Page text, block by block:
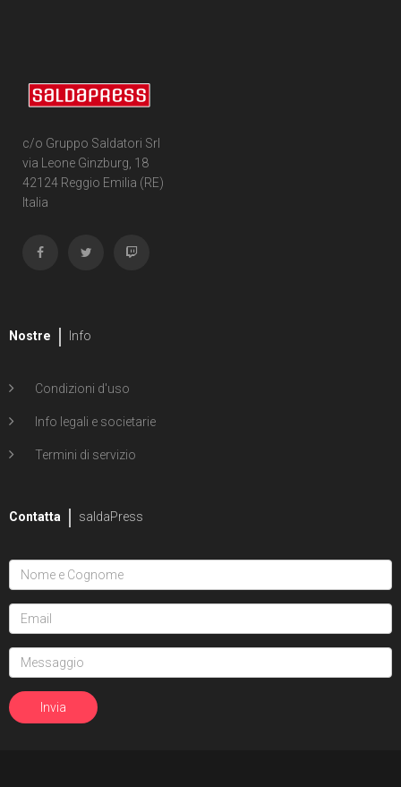
c/o Gruppo Saldatori Srl
via Leone Ginzburg, 18
42124 Reggio Emilia (RE)
Italia
Nostre Info
Condizioni d'uso
Info legali e societarie
Termini di servizio
Contatta saldaPress